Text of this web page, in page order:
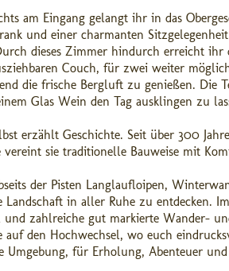
am Eingang gelangt ihr in das
und einer charmanten
dieses Zimmer hindurch erreicht
Couch, für zwei weiter
die frische Bergluft zu genießen. Die
Glas Wein den Tag ausklingen zu
erzählt Geschichte. Seit über 300
vereint sie traditionelle Bauweise mit
der Pisten Langlaufloipen,
Landschaft in aller Ruhe zu entdecken.
und zahlreiche gut markierte Wander-
auf den Hochwechsel, wo euch
Umgebung, für Erholung, Abenteuer